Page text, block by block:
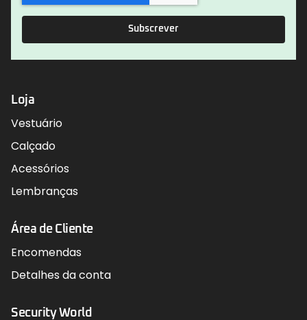
Subscrever
Loja
Vestuário
Calçado
Acessórios
Lembranças
Área de Cliente
Encomendas
Detalhes da conta
Security World